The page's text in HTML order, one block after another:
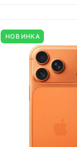
НОВИНКА